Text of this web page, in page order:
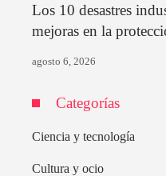
Los 10 desastres
mejoras en la
agosto 6, 2026
Categorías
Ciencia y tecnología
Cultura y ocio